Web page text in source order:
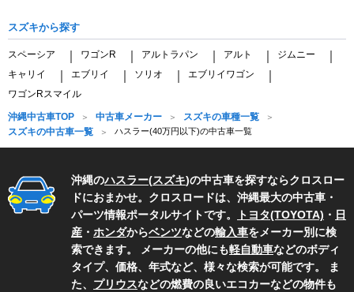
スズキから探す
スペーシア ワゴンR アルトラパン アルト ジムニー
キャリイ エブリイ ソリオ エブリイワゴン
ワゴンRスマイル
沖縄中古車TOP 中古車メーカー
スズキの車種一覧
スズキの中古車一覧
ハスラー(40万円以下)の中古車一覧
沖縄のハスラー(スズキ)の中古車を探すならクロスロー
ドにおまかせ。クロスロードは、沖縄最大の中古車・
パーツ情報ポータルサイトです。
トヨタ(TOYOTA) ・ 日
産 ・ ホンダからベンツなどの輸入車をメーカー別に検
索できます。 メーカーの他にも軽自動車などのボディ
タイプ、価格、年式など、様々な検索が可能です。 ま
た、 プリウスなどの燃費の良いエコカーなどの物件も